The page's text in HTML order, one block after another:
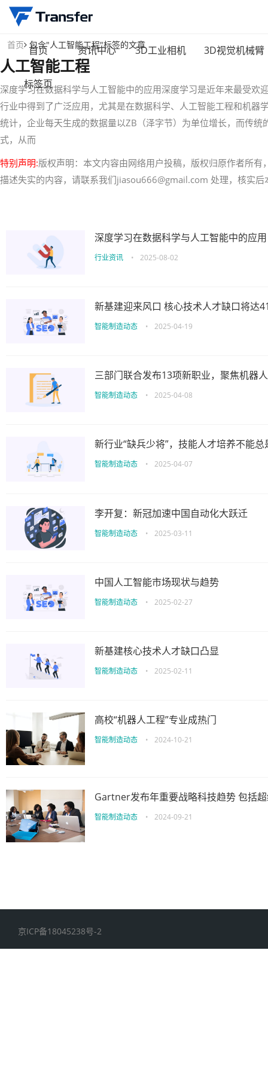
首页 资讯中心 3D工业相机 3D视觉机械臂
标签页
首页 包含"人工智能工程"标签的文章
人工智能工程
深度学习在数据科学与人工智能中的应用深度学习是近年来最受
行业中得到了广泛应用，尤其是在数据科学、人工智能工程和机
统计，企业每天生成的数据量以ZB（泽字节）为单位增长，而传
式，从而
特别声明:版权声明：本文内容由网络用户投稿，版权归原作者所
描述失实的内容，请联系我们jiasou666@gmail.com 处理，核实
深度学习在数据科学与人工智能中的应用
行业资讯 • 2025-08-02
新基建迎来风口 核心技术人才缺口将达
智能制造动态 • 2025-04-19
三部门联合发布13项新职业，聚焦机器
智能制造动态 • 2025-04-08
新行业“缺兵少将”，技能人才培养不能总
智能制造动态 • 2025-04-07
李开复：新冠加速中国自动化大跃迁
智能制造动态 • 2025-03-11
中国人工智能市场现状与趋势
智能制造动态 • 2025-02-27
新基建核心技术人才缺口凸显
智能制造动态 • 2025-02-11
高校“机器人工程”专业成热门
智能制造动态 • 2024-10-21
Gartner发布年重要战略科技趋势 包括
智能制造动态 • 2024-09-21
京ICP备18045238号-2